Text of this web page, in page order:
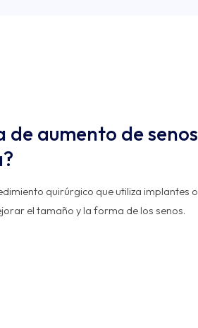
de aumento de senos
quirúrgico que utiliza implantes o
el tamaño y la forma de los senos.